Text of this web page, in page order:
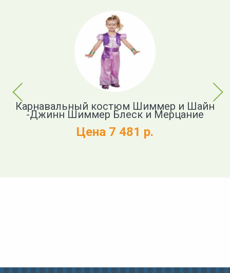
Previous
Карнавальный костюм Шиммер и Шайн
-Джинн Шиммер Блеск и Мерцание
Цена 7 481 р.
Next